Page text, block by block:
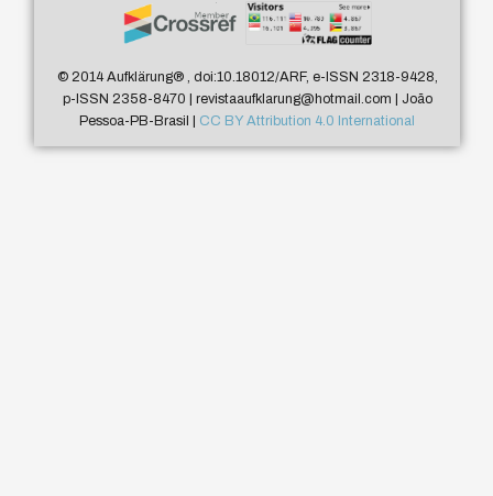
© 2014 Aufklärung®, doi:10.18012/ARF, e-ISSN 2318-9428,
p-ISSN 2358-8470 | revistaaufklarung@hotmail.com | João
Pessoa-PB-Brasil | CC BY Attribution 4.0 International